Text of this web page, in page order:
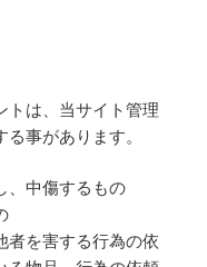
トは、当サイト管理
事があります。
、中傷するもの
者を害する行為の依